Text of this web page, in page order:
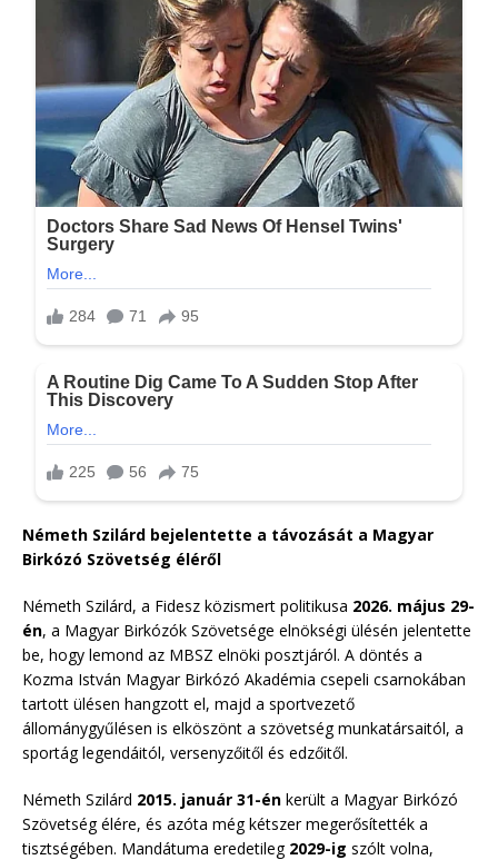
Németh Szilárd bejelentette a távozását a Magyar
Birkózó Szövetség éléről
Németh Szilárd, a Fidesz közismert politikusa 2026. május 29-
én, a Magyar Birkózók Szövetsége elnökségi ülésén jelentette
be, hogy lemond az MBSZ elnöki posztjáról. A döntés a
Kozma István Magyar Birkózó Akadémia csepeli csarnokában
tartott ülésen hangzott el, majd a sportvezető
állománygyűlésen is elköszönt a szövetség munkatársaitól, a
sportág legendáitól, versenyzőitől és edzőitől.
Németh Szilárd 2015. január 31-én került a Magyar Birkózó
Szövetség élére, és azóta még kétszer megerősítették a
tisztségében. Mandátuma eredetileg 2029-ig szólt volna,